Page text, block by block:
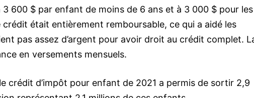
600 $ par enfant de moins de 6 ans et à 3 000 $ pour les
était entièrement remboursable, ce qui a aidé les
pas assez d’argent pour avoir droit au crédit complet.
en versements mensuels.
crédit d’impôt pour enfant de 2021 a permis de sortir 2,9